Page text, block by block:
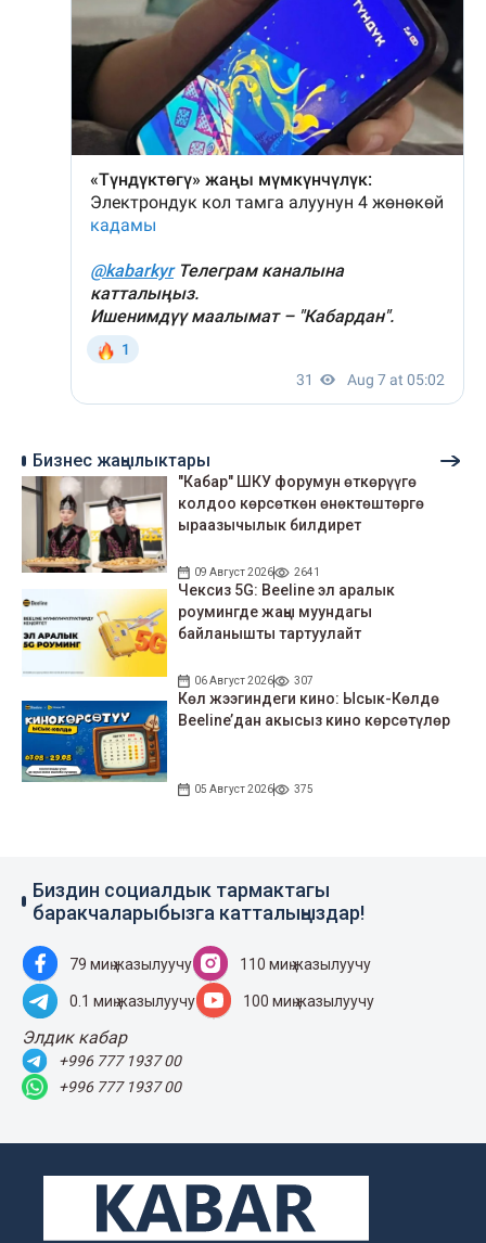
Бизнес жаңылыктары
"Кабар" ШКУ форумун өткөрүүгө
колдоо көрсөткөн өнөктөштөргө
ыраазычылык билдирет
09 Август 2026 2641
Чексиз 5G: Beeline эл аралык
роумингде жаңы муундагы
байланышты тартуулайт
06 Август 2026 307
Көл жээгиндеги кино: Ысык-Көлдө
Beeline’дан акысыз кино көрсөтүлөр
05 Август 2026 375
Биздин социалдык тармактагы
баракчаларыбызга катталыңыздар!
79 миң жазылуучу 110 миң жазылуучу
0.1 миң жазылуучу 100 миң жазылуучу
Элдик кабар
+996 777 1937 00
+996 777 1937 00